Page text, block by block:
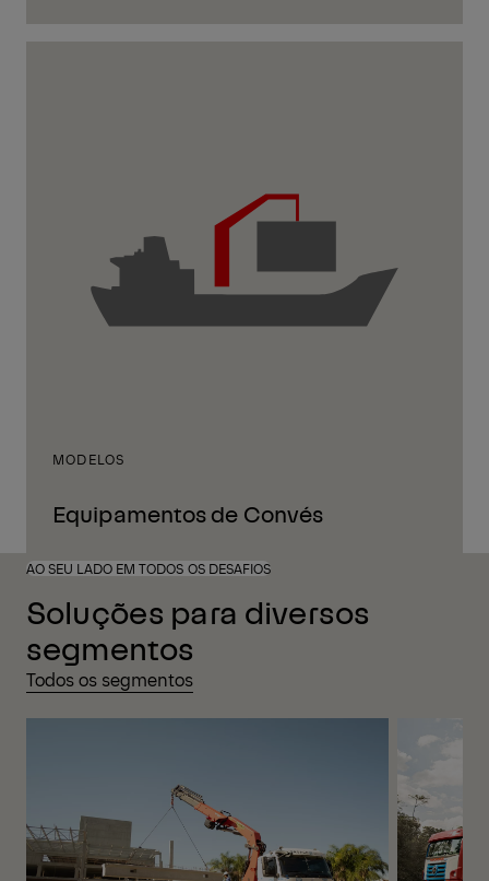
MODELOS
Equipamentos de Convés
AO SEU LADO EM TODOS OS DESAFIOS
Soluções para diversos
segmentos
Todos os segmentos